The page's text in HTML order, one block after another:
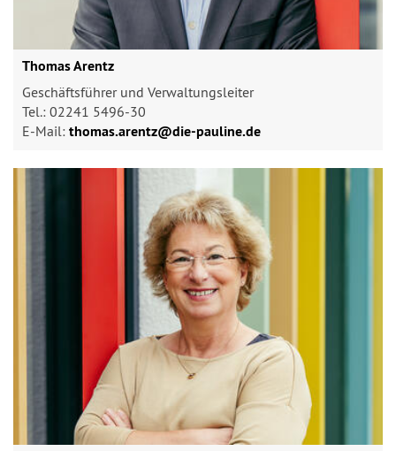
Thomas Arentz
Geschäftsführer und Verwaltungsleiter
Tel.: 02241 5496-30
E-Mail: thomas.arentz@​die-pauline.de